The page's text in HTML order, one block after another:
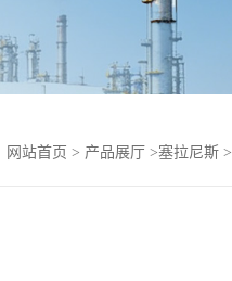
网站首页 > 产品展厅 >塞拉尼斯 >